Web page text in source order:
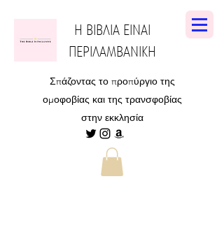
Η ΒΙΒΛΙΑ ΕΙΝΑΙ
ΠΕΡΙΛΑΜΒΑΝΙΚΗ
Σπάζοντας το προπύργιο της
ομοφοβίας και της τρανσφοβίας
στην εκκλησία